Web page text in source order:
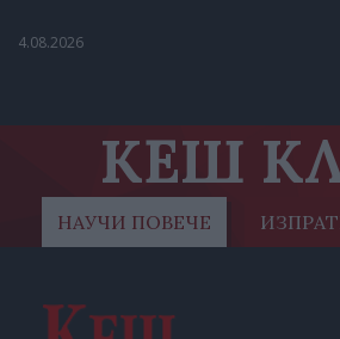
4.08.2026
КЕШ
НАУЧИ ПОВЕЧЕ